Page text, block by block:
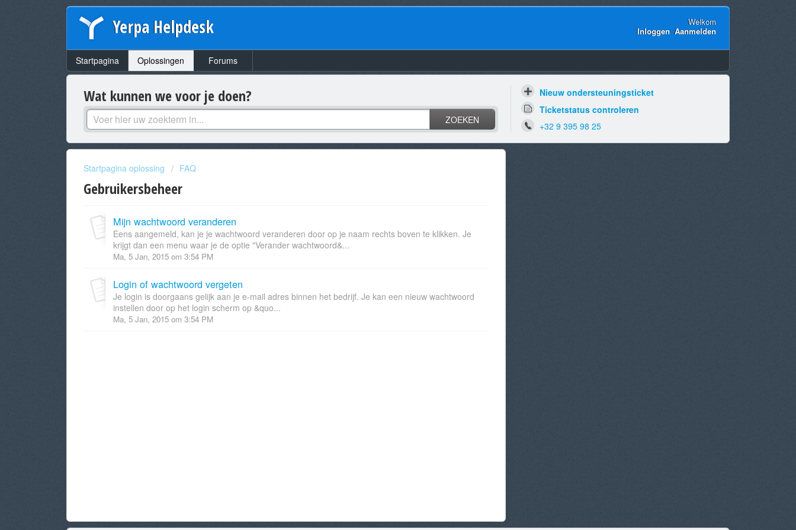
Yerpa Helpdesk
Welkom
Inloggen Aanmelden
Startpagina Oplossingen Forums
Wat kunnen we voor je doen?
ZOEKEN
Nieuw ondersteuningsticket
Ticketstatus controleren
+32 9 395 98 25
Startpagina oplossing FAQ
Gebruikersbeheer
Mijn wachtwoord veranderen
Eens aangemeld, kan je je wachtwoord veranderen door op je naam rechts boven te klikken. Je
krijgt dan een menu waar je de optie "Verander wachtwoord&...
Ma, 5 Jan, 2015 om 3:54 PM
Login of wachtwoord vergeten
Je login is doorgaans gelijk aan je e-mail adres binnen het bedrijf. Je kan een nieuw wachtwoord
instellen door op het login scherm op &quo...
Ma, 5 Jan, 2015 om 3:54 PM